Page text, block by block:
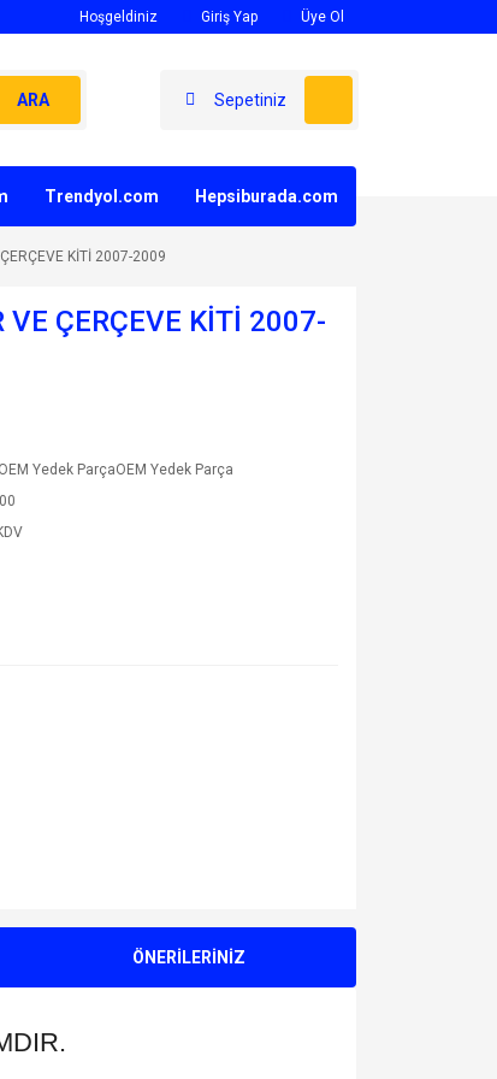
Hoşgeldiniz Giriş Yap Üye Ol
ARA Sepetiniz
Trendyol.com Hepsiburada.com
KİTİ 2007-2009
VE ÇERÇEVE KİTİ 2007-
Yedek ParçaOEM Yedek Parça
ÖNERİLERİNİZ